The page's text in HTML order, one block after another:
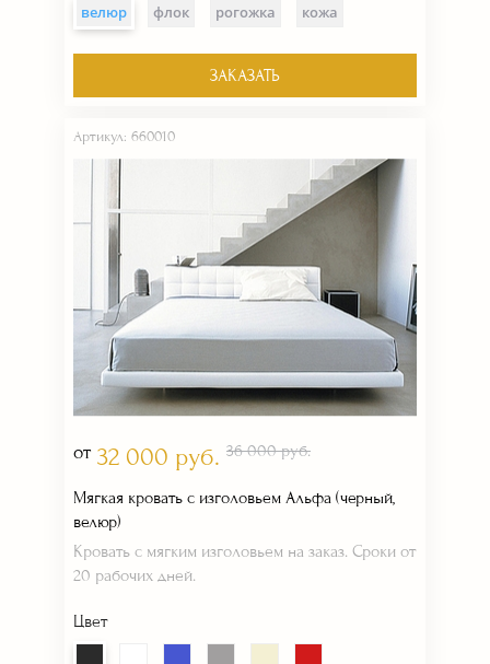
велюр
флок рогожка кожа
ЗАКАЗАТЬ
Артикул: 660010
от 32 000 руб. 36 000 руб.
Мягкая кровать с изголовьем Альфа (черный,
велюр)
Кровать с мягким изголовьем на заказ. Сроки от
20 рабочих дней.
Цвет